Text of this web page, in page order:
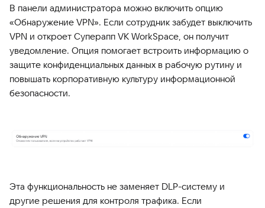
В панели администратора можно включить опцию
«Обнаружение VPN». Если сотрудник забудет выключить
VPN и откроет Суперапп VK WorkSpace, он получит
уведомление. Опция помогает встроить информацию о
защите конфиденциальных данных в рабочую рутину и
повышать корпоративную культуру информационной
безопасности.
Эта функциональность не заменяет DLP-систему и
другие решения для контроля трафика. Если